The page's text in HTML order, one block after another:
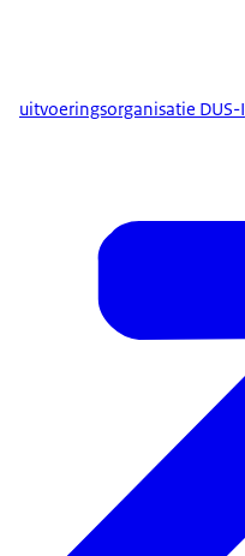
uitvoeringsorganisatie DUS-I